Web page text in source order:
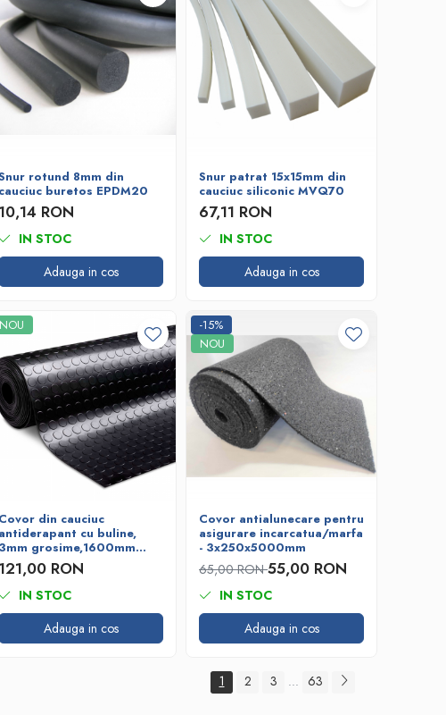
rotund 8mm din
cauciuc buretos EPDM20
10,14 RON
IN STOC
Adauga in cos
Snur patrat 15x15mm din
cauciuc siliconic MVQ70
67,11 RON
IN STOC
Adauga in cos
NOU
Covor din cauciuc
antiderapant cu buline,
3mm grosime,1600mm
latime
121,00 RON
IN STOC
Adauga in cos
-15%
NOU
Covor antialunecare pentru
asigurare incarcatua/marfa
- 3x250x5000mm
65,00 RON55,00 RON
IN STOC
Adauga in cos
1 2 3 ... 63